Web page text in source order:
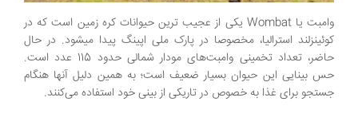
وامبت یا Wombat یکی از عجیب ترین حیوانات کره زمین است که در
کوئینزلند استرالیا، مخصوصا در پارک ملی اپینگ پیدا میشود. در حال
حاضر، تعداد تخمینی وامبت‌های مودار شمالی حدود 115 عدد است.
حس بینایی این حیوان بسیار ضعیف است؛ به همین دلیل آنها هنگام
جستجو برای غذا به خصوص در تاریکی از بینی خود استفاده می‌کنند.